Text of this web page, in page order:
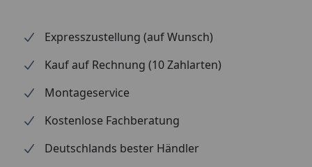
Optional
erhältlich
(siehe Reiter
"Zubehör")
Blendenabdeckungen (aus
Aluminium + Spezialschrauben)
Für eine optimale Abdichtung
des Daches an den
Expresszustellung (auf Wunsch)
Kauf auf Rechnung (10 Zahlarten)
Montageservice
Kostenlose Fachberatung
Deutschlands bester Händler